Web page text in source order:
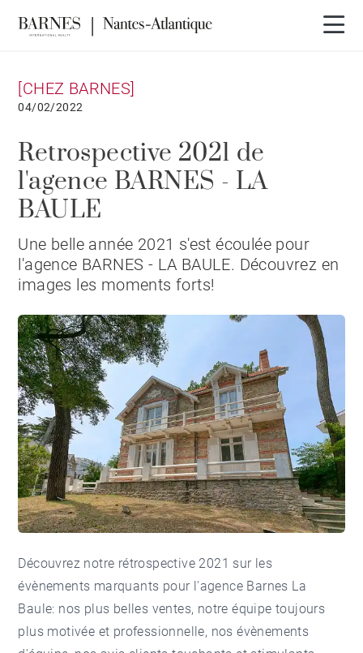
[CHEZ BARNES]
04/02/2022
Retrospective 2021 de
l'agence BARNES - LA
BAULE
Une belle année 2021 s'est écoulée pour
l'agence BARNES - LA BAULE. Découvrez en
images les moments forts!
Découvrez notre rétrospective 2021 sur les
évènements marquants pour l'agence Barnes La
Baule: nos plus belles ventes, notre équipe toujours
plus motivée et professionnelle, nos évènements